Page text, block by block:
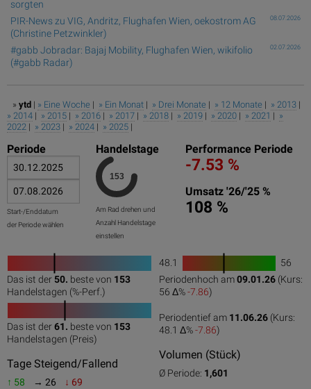
sorgten
08.07.2026
PIR-News zu VIG, Andritz, Flughafen Wien, oekostrom AG
(Christine Petzwinkler)
02.07.2026
#gabb Jobradar: Bajaj Mobility, Flughafen Wien, wikifolio
(#gabb Radar)
» ytd | » Eine Woche | » Ein Monat | » Drei Monate | » 12 Monate | » 2013 |
» 2014 | » 2015 | » 2016 | » 2017 | » 2018 | » 2019 | » 2020 | » 2021 | »
2022 | » 2023 | » 2024 | » 2025 |
Periode
Start-/Enddatum
der Periode wählen
Handelstage
Am Rad drehen und
Anzahl Handelstage
einstellen
Performance Periode
-7.53 %
Umsatz '26/'25 %
108 %
0 50
Das ist der 50. beste von 153
Handelstagen (%-Perf.)
0 50
Das ist der61. beste von 153
Handelstagen (Preis)
Tage Steigend/Fallend
↑ 58 → 26 ↓ 69
48.1
1
0 100
56
Periodenhoch am09.01.26 (Kurs:
56 Δ%-7.86)
Periodentief am 11.06.26 (Kurs:
48.1 Δ%-7.86)
Volumen (Stück)
Ø Periode: 1,601